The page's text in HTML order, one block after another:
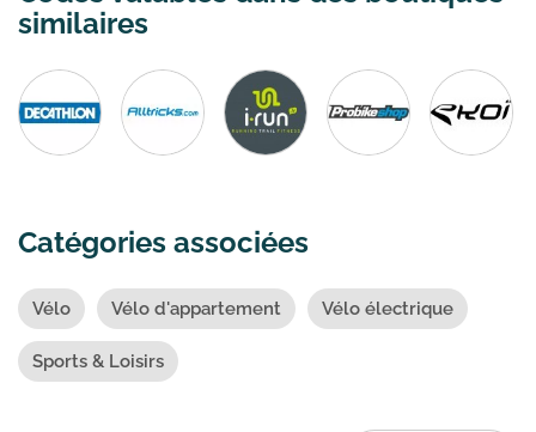
similaires
Catégories associées
Vélo Vélo d'appartement Vélo électrique
Sports & Loisirs